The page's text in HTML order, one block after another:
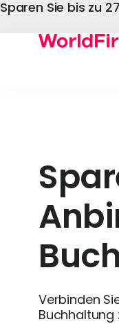
Sparen Sie bis zu
Verbinden
Buchhaltung